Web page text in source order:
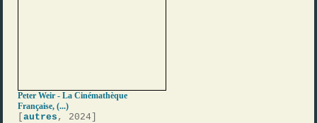
Peter Weir - La Cinémathèque
Française, (...)
[autres , 2024]